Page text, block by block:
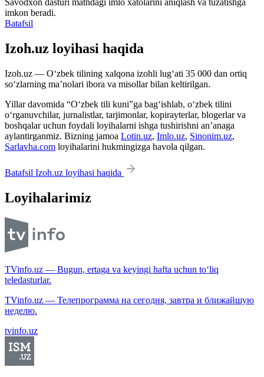
imkon beradi.
Batafsil
Izoh.uz loyihasi haqida
Izoh.uz — O‘zbek tilining xalqona izohli lug‘ati 35 000 dan ortiq
so‘zlarning ma’nolari ibora va misollar bilan keltirilgan.
Yillar davomida “O‘zbek tili kuni”ga bag‘ishlab, o‘zbek tilini
o‘rganuvchilar, jurnalistlar, tarjimonlar, kopirayterlar, blogerlar va
boshqalar uchun foydali loyihalarni ishga tushirishni an’anaga
aylantirganmiz. Bizning jamoa Lotin.uz, Imlo.uz, Sinonim.uz,
Sarlavha.com loyihalarini hukmingizga havola qilgan.
Batafsil Izoh.uz loyihasi haqida
Loyihalarimiz
TVinfo.uz — Bugun, ertaga va keyingi hafta uchun to‘liq
teledasturlar.
TVinfo.uz — Телепрограмма на сегодня, завтра и ближайшую
неделю.
tvinfo.uz